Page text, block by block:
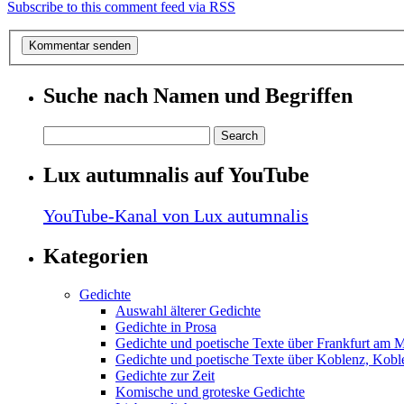
Subscribe to this comment feed via RSS
Suche nach Namen und Begriffen
Lux autumnalis auf YouTube
YouTube-Kanal von Lux autumnalis
Kategorien
Gedichte
Auswahl älterer Gedichte
Gedichte in Prosa
Gedichte und poetische Texte über Frankfurt am
Gedichte und poetische Texte über Koblenz,
Gedichte zur Zeit
Komische und groteske Gedichte